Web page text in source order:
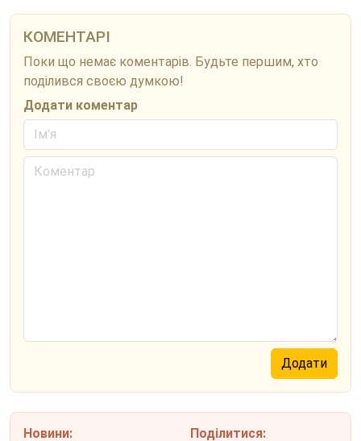
КОМЕНТАРІ
Поки що немає коментарів. Будьте першим, хто
поділився своєю думкою!
Додати коментар
Новини: Поділитися: